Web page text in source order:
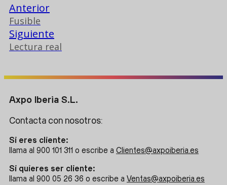
Anterior
Fusible
Siguiente
Lectura real
Axpo Iberia S.L.
Contacta con nosotros:
Si eres cliente:
llama al 900 101 311 o escribe a Clientes@axpoiberia.es
Si quieres ser cliente:
llama al 900 05 26 36 o escribe a Ventas@axpoiberia.es